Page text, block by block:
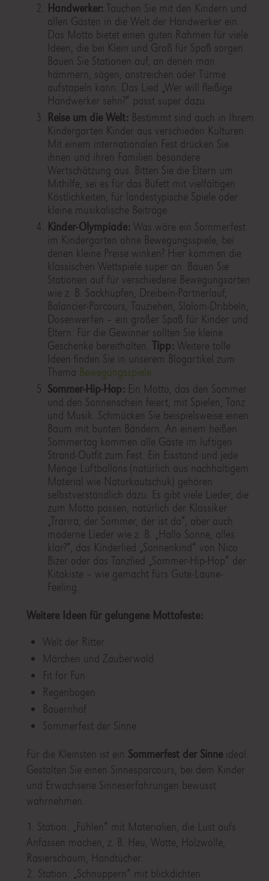
Handwerker:Tauchen Sie mit den Kindern und
allen Gästen in die Welt der Handwerker ein.
Das Motto bietet einen guten Rahmen für viele
Ideen, die bei Klein und Groß für Spaß sorgen.
Bauen Sie Stationen auf, an denen man
hämmern, sägen, anstreichen oder Türme
aufstapeln kann. Das Lied „Wer will fleißige
Handwerker sehn?“ passt super dazu.
Reise um die Welt:Bestimmt sind auch in Ihrem
Kindergarten Kinder aus verschieden Kulturen.
Mit einem internationalen Fest drücken Sie
ihnen und ihren Familien besondere
Wertschätzung aus. Bitten Sie die Eltern um
Mithilfe, sei es für das Büfett mit vielfältigen
Köstlichkeiten, für landestypische Spiele oder
kleine musikalische Beiträge.
Kinder-Olympiade:Was wäre ein Sommerfest
im Kindergarten ohne Bewegungsspiele, bei
denen kleine Preise winken? Hier kommen die
klassischen Wettspiele super an. Bauen Sie
Stationen auf für verschiedene Bewegungsarten
wie z. B. Sackhüpfen, Dreibein-Partnerlauf,
Balancier-Parcours, Tauziehen, Slalom-Dribbeln,
Dosenwerfen – ein großer Spaß für Kinder und
Eltern. Für die Gewinner sollten Sie kleine
Geschenke bereithalten. Tipp:Weitere tolle
Ideen finden Sie in unserem Blogartikel zum
Thema Bewegungsspiele
Sommer-Hip-Hop:Ein Motto, das den Sommer
und den Sonnenschein feiert, mit Spielen, Tanz
und Musik. Schmücken Sie beispielsweise einen
Baum mit bunten Bändern. An einem heißen
Sommertag kommen alle Gäste im luftigen
Strand-Outfit zum Fest. Ein Eisstand und jede
Menge Luftballons (natürlich aus nachhaltigem
Material wie Naturkautschuk) gehören
selbstverständlich dazu. Es gibt viele Lieder, die
zum Motto passen, natürlich der Klassiker
„Trarira, der Sommer, der ist da“, aber auch
moderne Lieder wie z. B. „Hallo Sonne, alles
klar?“, das Kinderlied „Sonnenkind“ von Nico
Bizer oder das Tanzlied „Sommer-Hip-Hop“ der
Kitakiste – wie gemacht fürs Gute-Laune-
Feeling.
Weitere Ideen für gelungene Mottofeste:
Welt der Ritter
Märchen und Zauberwald
Fit for Fun
Regenbogen
Bauernhof
Sommerfest der Sinne
Für die Kleinsten ist ein Sommerfest der Sinneideal.
Gestalten Sie einen Sinnesparcours, bei dem Kinder
und Erwachsene Sinneserfahrungen bewusst
wahrnehmen.
1. Station: „Fühlen“ mit Materialien, die Lust aufs
Anfassen machen, z. B. Heu, Watte, Holzwolle,
Rasierschaum, Handtücher.
2. Station: „Schnuppern“ mit blickdichten